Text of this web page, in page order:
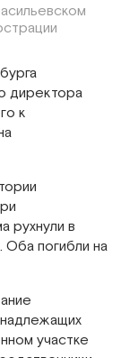
директора
к
рухнули в
Оба погибли на
участке